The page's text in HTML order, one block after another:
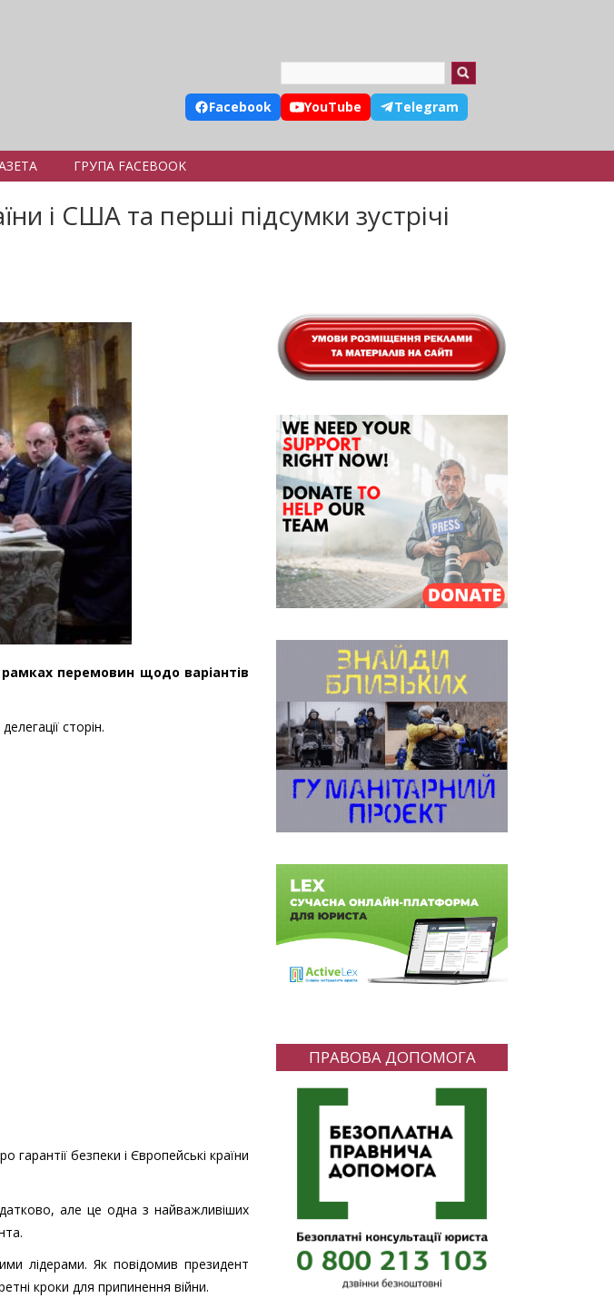
Facebook YouTube Telegram
ГРУПА FACEBOOK
і США та перші підсумки зустрічі
перемовин щодо варіантів
сторін.
безпеки і Європейські країни
але це одна з найважливіших
лідерами. Як повідомив президент
кроки для припинення війни.
ПРАВОВА ДОПОМОГА